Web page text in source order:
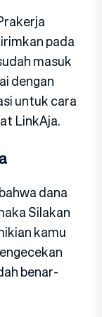
pada
masuk
dengan
untuk cara
LinkAja.
dana
Silakan
kamu
benar-